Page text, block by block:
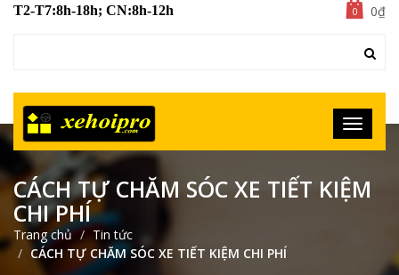
T2-T7:8h-18h; CN:8h-12h 0 0₫
CÁCH TỰ CHĂM SÓC XE TIẾT KIỆM
CHI PHÍ
Trang chủ
Tin tức
CÁCH TỰ CHĂM SÓC XE TIẾT KIỆM CHI PHÍ